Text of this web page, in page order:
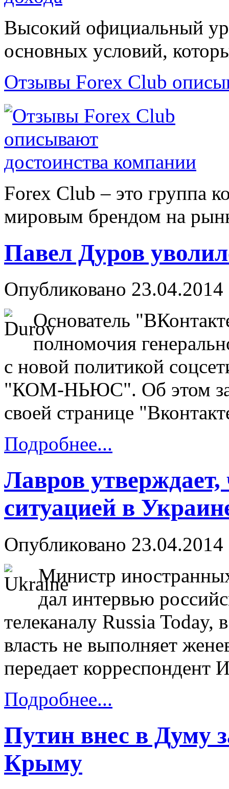
Высокий официальный
основных условий,
Отзывы Forex Сlub
Forex Сlub – это группа
мировым брендом на
Павел Дуров
Опубликовано
Основатель
полномочия
с новой политикой
"КОМ-НЬЮС". Об этом
своей странице
Подробнее...
Лавров
ситуацией в
Опубликовано
Министр
дал интервью
телеканалу Russia Today,
власть не выполняет
передает
Подробнее...
Путин внес в Думу
Крыму